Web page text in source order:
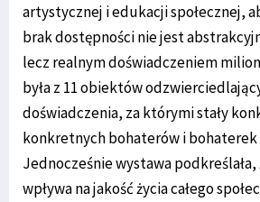
artystycznej i edukacji społecznej,
brak dostępności nie jest
lecz realnym doświadczeniem
była z 11 obiektów
doświadczenia, za którymi stały
konkretnych bohaterów i bohaterek
Jednocześnie wystawa
wpływa na jakość życia całego